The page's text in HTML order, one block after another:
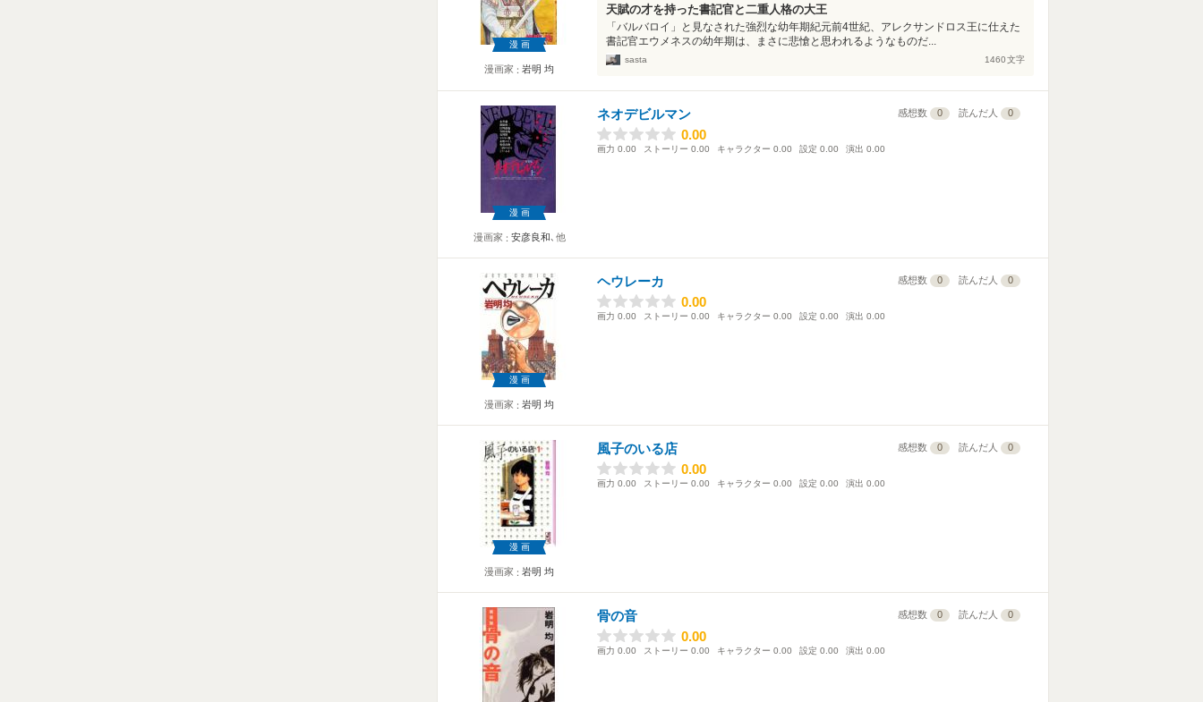
漫画
漫画家 岩明 均
天賦の才を持った書記官と二重人格の大王
「バルバロイ」と見なされた強烈な幼年期紀元前4世紀、アレクサンドロス王に仕えた
書記官エウメネスの幼年期は、まさに悲愴と思われるようなものだ...
sasta 1460文字
漫画
漫画家 安彦良和､他
ネオデビルマン 感想数 0 読んだ人 0
0.00
0.00
画力 0.00 ストーリー 0.00 キャラクター 0.00 設定 0.00 演出 0.00
漫画
漫画家 岩明 均
ヘウレーカ 感想数 0 読んだ人 0
0.00
0.00
画力 0.00 ストーリー 0.00 キャラクター 0.00 設定 0.00 演出 0.00
漫画
漫画家 岩明 均
風子のいる店 感想数 0 読んだ人 0
0.00
0.00
画力 0.00 ストーリー 0.00 キャラクター 0.00 設定 0.00 演出 0.00
骨の音 感想数 0 読んだ人 0
0.00
0.00
画力 0.00 ストーリー 0.00 キャラクター 0.00 設定 0.00 演出 0.00